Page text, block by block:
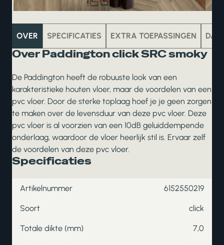
OVER SPECIFICATIES EXTRA TOEPASSINGEN
Over Paddington click SRC smoky
De Paddington heeft de robuuste look van een
karakteristieke houten vloer, maar de voordelen van een
pvc vloer. Door de sterke toplaag hoef je je geen zorgen
te maken over de levensduur van deze pvc vloer. Deze
pvc vloer is al voorzien van een 10dB geluiddempende
onderlaag, waardoor de vloer heerlijk stil is. Ervaar zelf
de voordelen van deze pvc vloer.
Specificaties
Artikelnummer 6152550219
Soort click
Totale dikte (mm) 7,0